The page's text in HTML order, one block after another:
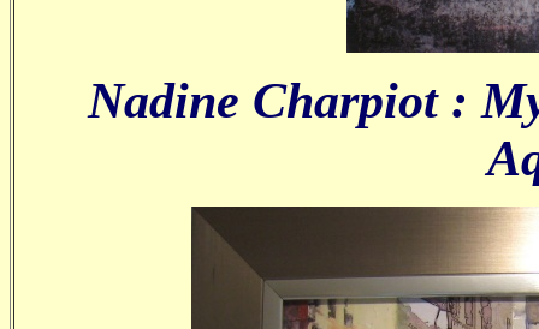
Nadine Charpiot :